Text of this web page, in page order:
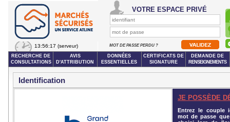
13:56:17 (serveur)
VOTRE ESPACE PRIVÉ
MOT DE PASSE PERDU ?
RECHERCHE DE
CONSULTATIONS
AVIS
D'ATTRIBUTION
DONNÉES
ESSENTIELLES
CERTIFICATS DE
SIGNATURE
DEMANDE DE
RENSEIGNEMENTS
Identification
JE POSSÈDE
Entrez le couple
mot de passe